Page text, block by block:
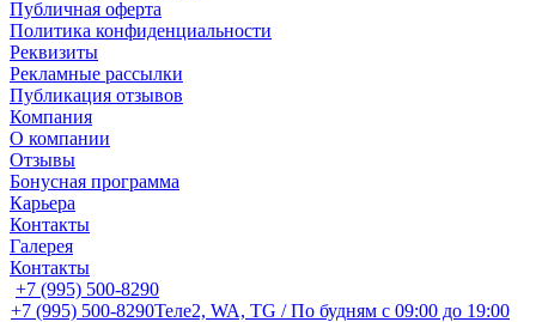
Публичная оферта
Политика конфиденциальности
Реквизиты
Рекламные рассылки
Публикация отзывов
Компания
О компании
Отзывы
Бонусная программа
Карьера
Контакты
Галерея
Контакты
+7 (995) 500-8290
+7 (995) 500-8290Теле2, WA, TG / По будням c 09:00 до 19:00